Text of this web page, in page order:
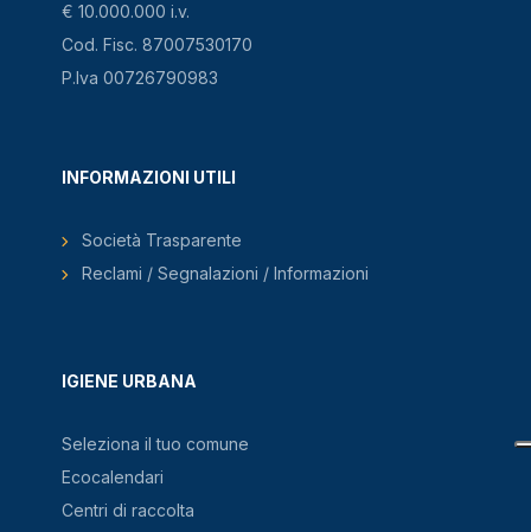
€ 10.000.000 i.v.
Cod. Fisc. 87007530170
P.Iva 00726790983
IGIENE URBANA
Seleziona il tuo comune
Ecocalendari
Centri di raccolta
INFORMAZIONI UTILI
Società Trasparente
Reclami / Segnalazioni / Informazioni